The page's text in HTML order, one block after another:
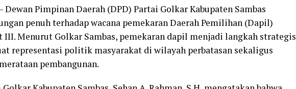
Dewan Pimpinan Daerah (DPD) Partai Golkar Kabupaten Sambas
penuh terhadap wacana pemekaran Daerah Pemilihan (Dapil)
III. Menurut Golkar Sambas, pemekaran dapil menjadi langkah strategis
representasi politik masyarakat di wilayah perbatasan sekaligus
pembangunan.